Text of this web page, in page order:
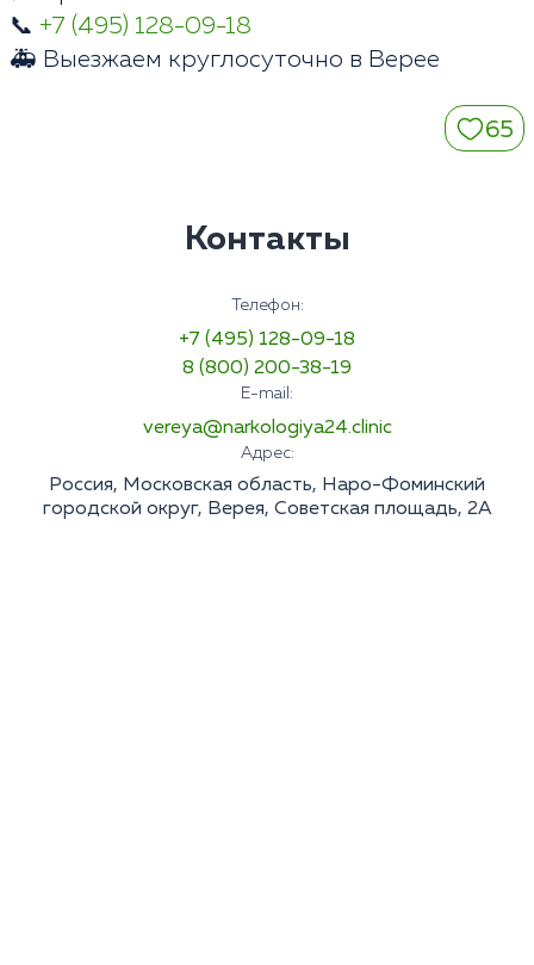
📞 +7 (495) 128-09-18
🚑 Выезжаем круглосуточно в Верее
65
Контакты
Телефон:
+7 (495) 128-09-18
8 (800) 200-38-19
E-mail:
vereya@narkologiya24.clinic
Адрес:
Россия, Московская область, Наро-Фоминский
городской округ, Верея, Советская площадь, 2А